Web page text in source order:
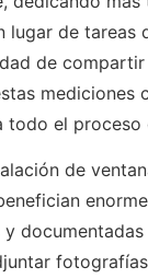
lugar de tareas
de compartir
mediciones
todo el proceso
de